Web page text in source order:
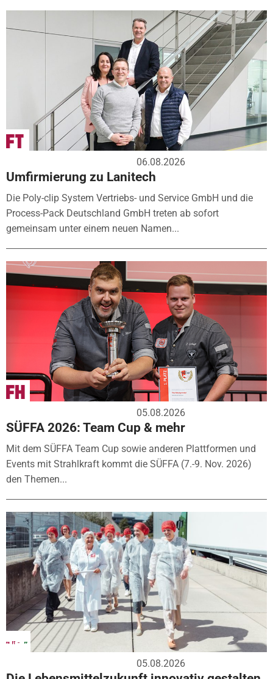
06.08.2026
Umfirmierung zu Lanitech
Die Poly-clip System Vertriebs- und Service GmbH und die
Process-Pack Deutschland GmbH treten ab sofort
gemeinsam unter einem neuen Namen...
05.08.2026
SÜFFA 2026: Team Cup & mehr
Mit dem SÜFFA Team Cup sowie anderen Plattformen und
Events mit Strahlkraft kommt die SÜFFA (7.-9. Nov. 2026)
den Themen...
05.08.2026